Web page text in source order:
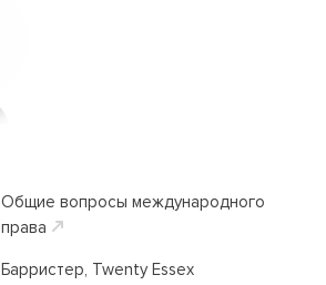
Общие вопросы международного
права
Барристер, Twenty Essex